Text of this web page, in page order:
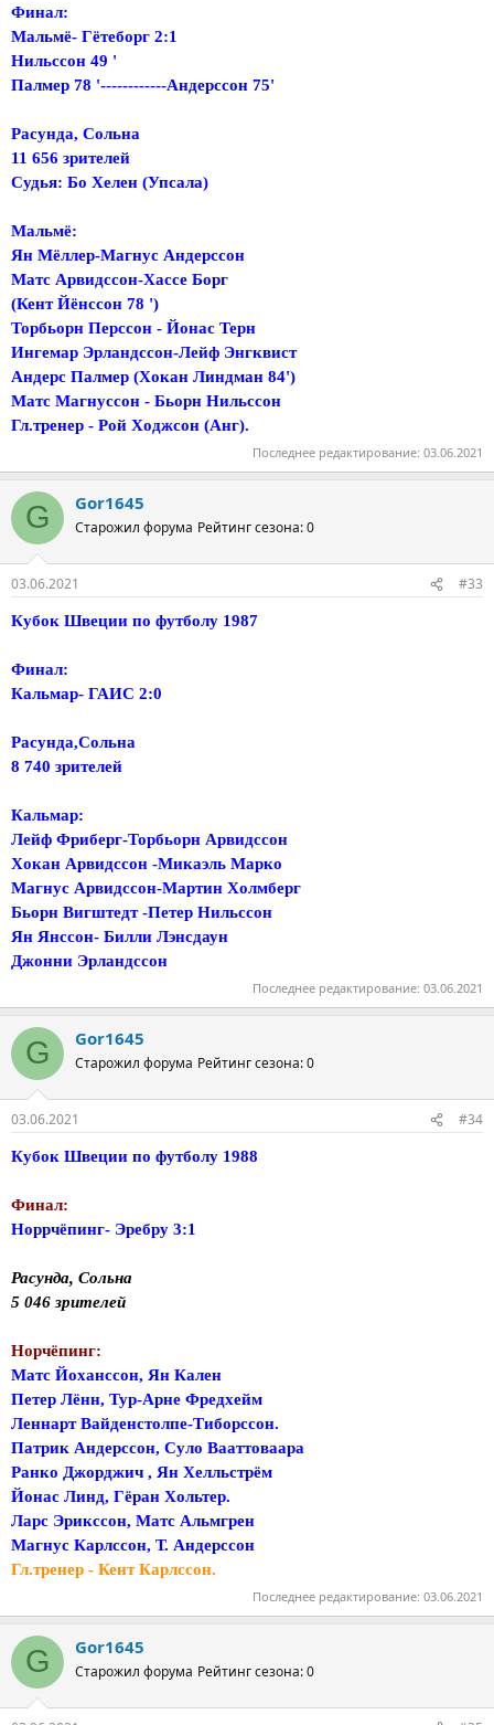
Финал:
Мальмё- Гётеборг 2:1
Нильссон 49 '
Палмер 78 '------------Андерссон 75'
Расунда, Сольна
11 656 зрителей
Судья: Бо Хелен (Упсала)
Мальмё:
Ян Мёллер-Магнус Андерссон
Матс Арвидссон-Хассе Борг
(Кент Йёнссон 78 ')
Торбьорн Перссон - Йонас Терн
Ингемар Эрландссон-Лейф Энгквист
Андерс Палмер (Хокан Линдман 84')
Матс Магнуссон - Бьорн Нильссон
Гл.тренер - Рой Ходжсон (Анг).
Последнее редактирование: 03.06.2021
G Gor1645
Старожил форума Рейтинг сезона: 0
03.06.2021 #33
Кубок Швеции по футболу 1987
Финал:
Кальмар- ГАИС 2:0
Расунда,Сольна
8 740 зрителей
Кальмар:
Лейф Фриберг-Торбьорн Арвидссон
Хокан Арвидссон -Микаэль Марко
Магнус Арвидссон-Мартин Холмберг
Бьорн Вигштедт -Петер Нильссон
Ян Янссон- Билли Лэнсдаун
Джонни Эрландссон
Последнее редактирование: 03.06.2021
G Gor1645
Старожил форума Рейтинг сезона: 0
03.06.2021 #34
Кубок Швеции по футболу 1988
Финал:
Норрчёпинг- Эребру 3:1
Расунда, Сольна
5 046 зрителей
Норчёпинг:
Матс Йоханссон, Ян Кален
Петер Лённ, Тур-Арне Фредхейм
Леннарт Вайденстолпе-Тиборссон.
Патрик Андерссон, Суло Вааттоваара
Ранко Джорджич , Ян Хелльстрём
Йонас Линд, Гёран Хольтер.
Ларс Эрикссон, Матс Альмгрен
Магнус Карлссон, Т. Андерссон
Гл.тренер - Кент Карлссон.
Последнее редактирование: 03.06.2021
G Gor1645
Старожил форума Рейтинг сезона: 0